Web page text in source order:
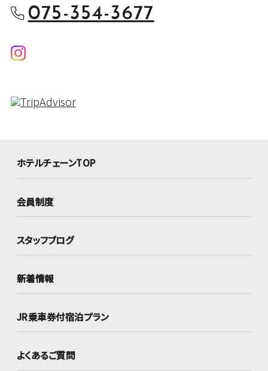
075-354-3677
ホテルチェーンTOP
会員制度
スタッフブログ
新着情報
JR乗車券付宿泊プラン
よくあるご質問